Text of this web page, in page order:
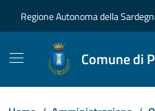
Regione Autonoma della
Comune di